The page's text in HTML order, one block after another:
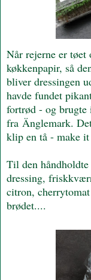
Når rejerne er tøet
køkkenpapir, så
bliver dressingen
havde fundet
fortrød - og brugte
fra Änglemark.
klip en tå - make
Til den
dressing,
citron,
brødet....